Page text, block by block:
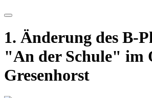
1. Änderung des B-
"An der Schule" im
Gresenhorst